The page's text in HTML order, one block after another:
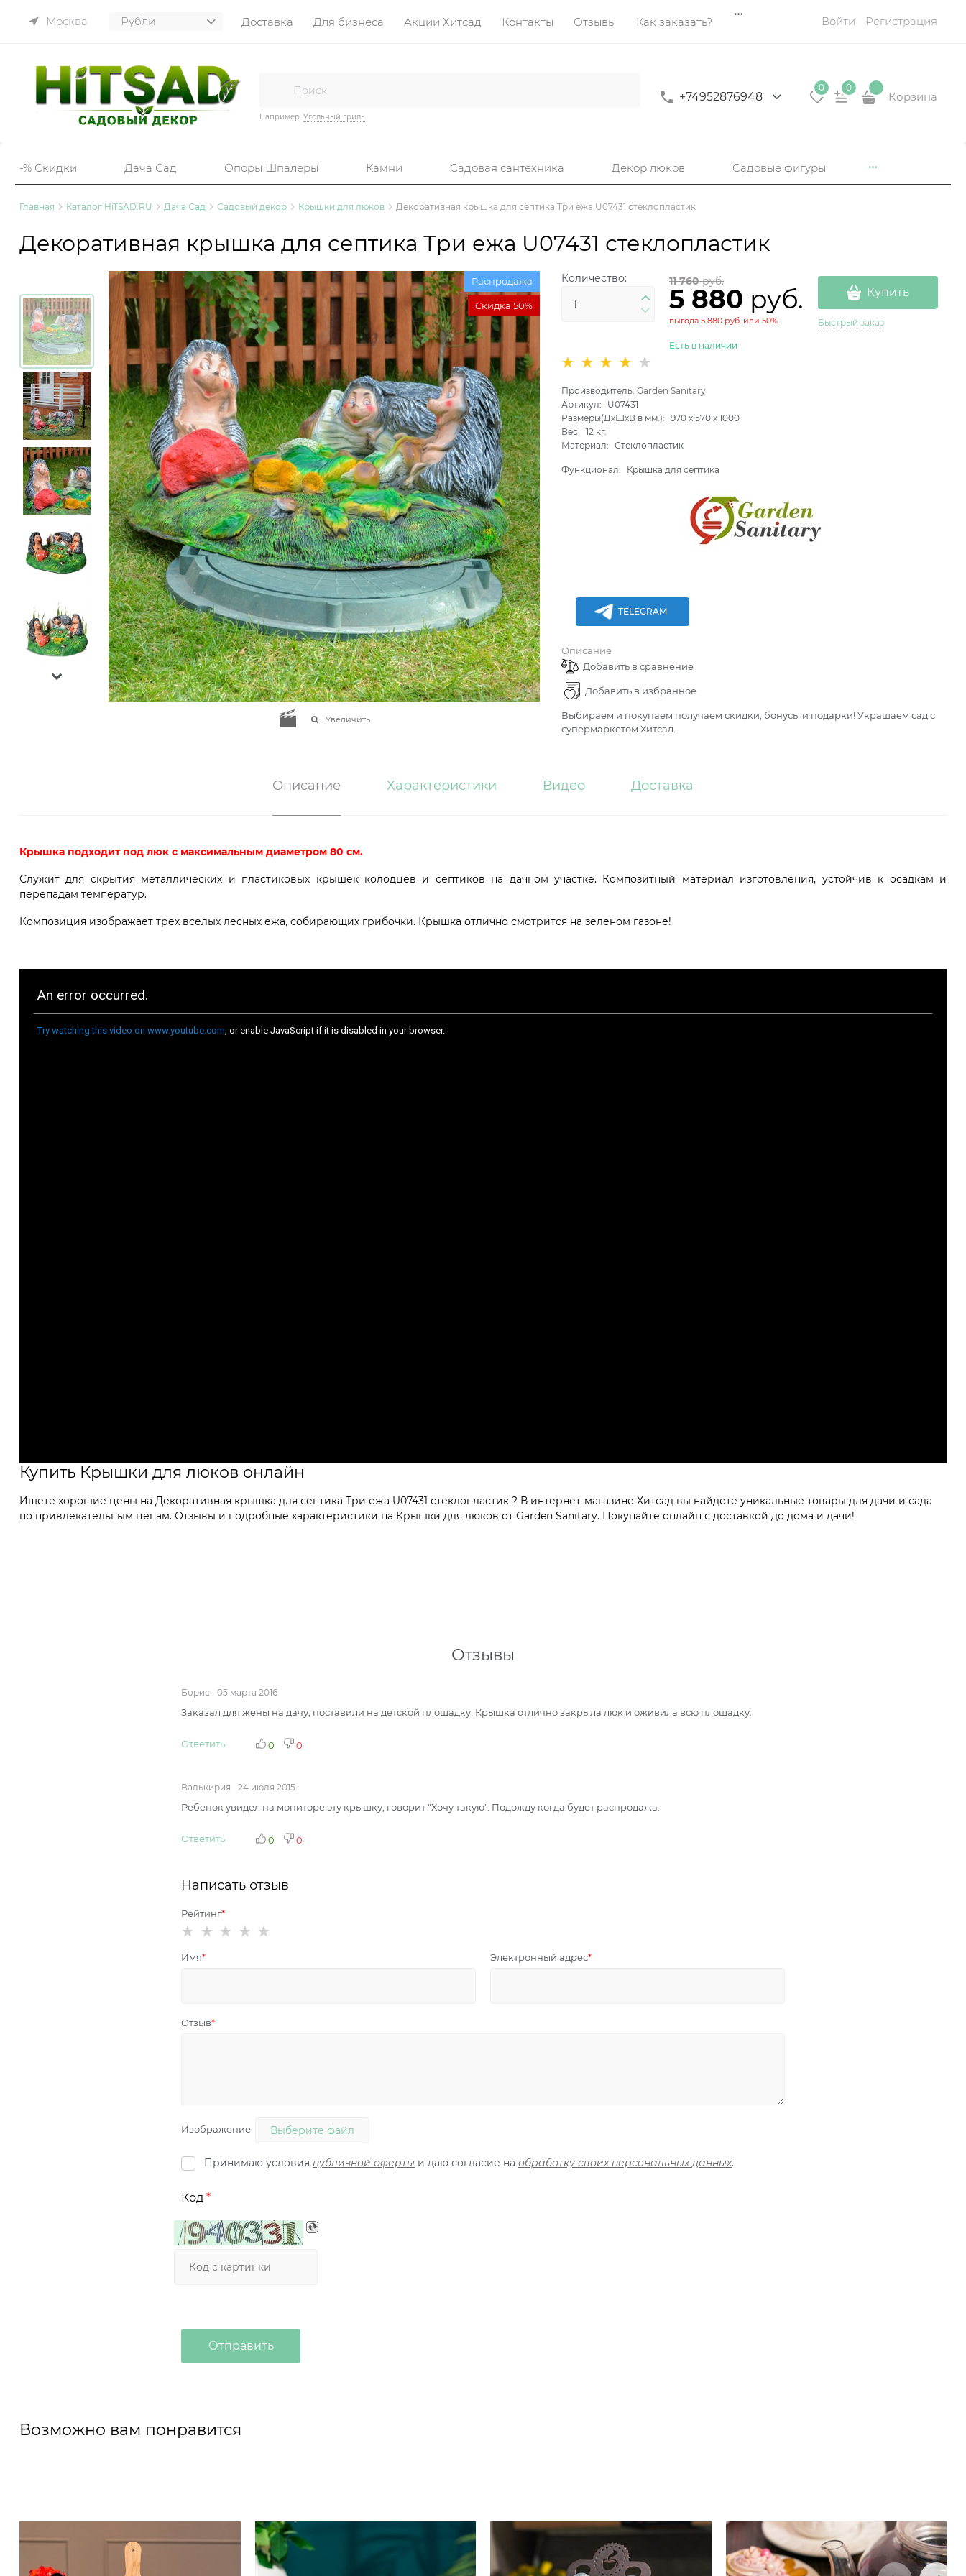
Москва Доставка Для бизнеса Акции Хитсад Контакты Отзывы Как заказать? Войти Регистрация
Например: Угольный гриль
+74952876948
0 0
Корзина
-% Скидки Дача Сад Опоры Шпалеры Камни Садовая сантехника Декор люков Садовые фигуры
Главная Каталог HiTSAD.RU Дача Сад Садовый декор Крышки для люков Декоративная крышка для септика Три ежа U07431 стеклопластик
Декоративная крышка для септика Три ежа U07431 стеклопластик
Распродажа
Скидка 50%
Увеличить
Количество: 11 760 руб.
5 880 руб.
выгода5 880 руб. или50%
Есть в наличии
Купить
Быстрый заказ
Производитель:Garden Sanitary
Артикул:
U07431
Размеры(ДхШхВ в мм.):
970 x570 x1000
Вес:
12 кг.
Материал:
Стеклопластик
Функционал: Крышка для септика
TELEGRAM
Описание
Добавить в сравнение
Добавить в избранное
Выбираем и покупаем получаем скидки, бонусы и подарки! Украшаем сад с
супермаркетом Хитсад.
Описание Характеристики Видео Доставка
Крышка подходит под люк с максимальным диаметром 80 см.
Служит для скрытия металлических и пластиковых крышек колодцев и септиков на дачном участке. Композитный материал изготовления, устойчив к осадкам и
перепадам температур.
Композиция изображает трех вселых лесных ежа, собирающих грибочки. Крышка отлично смотрится на зеленом газоне!
Купить Крышки для люков онлайн
Ищете хорошие цены на Декоративная крышка для септика Три ежа U07431 стеклопластик ? В интернет-магазине Хитсад вы найдете уникальные товары для дачи и сада
по привлекательным ценам. Отзывы и подробные характеристики на Крышки для люков от Garden Sanitary. Покупайте онлайн с доставкой до дома и дачи!
Отзывы
Борис 05 марта 2016
Заказал для жены на дачу, поставили на детской площадку. Крышка отлично закрыла люк и оживила всю площадку.
Ответить 0 0
Валькирия 24 июля 2015
Ребенок увидел на мониторе эту крышку, говорит "Хочу такую". Подожду когда будет распродажа.
Ответить 0 0
Написать отзыв
Рейтинг
Имя Электронный адрес
Отзыв
Изображение Выберите файл
Принимаю условия публичной оферты и даю согласие на обработку своих персональных данных.
Код
Возможно вам понравится